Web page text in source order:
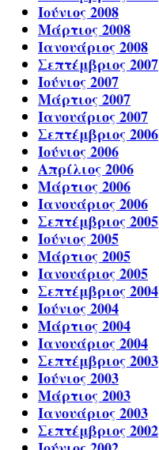
Ιούνιος 2008
Μάρτιος 2008
Ιανουάριος 2008
Σεπτέμβριος 2007
Ιούνιος 2007
Μάρτιος 2007
Ιανουάριος 2007
Σεπτέμβριος 2006
Ιούνιος 2006
Απρίλιος 2006
Μάρτιος 2006
Ιανουάριος 2006
Σεπτέμβριος 2005
Ιούνιος 2005
Μάρτιος 2005
Ιανουάριος 2005
Σεπτέμβριος 2004
Ιούνιος 2004
Μάρτιος 2004
Ιανουάριος 2004
Σεπτέμβριος 2003
Ιούνιος 2003
Μάρτιος 2003
Ιανουάριος 2003
Σεπτέμβριος 2002